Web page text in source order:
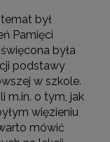
był
Pamięci
była
podstawy
w szkole.
m.in. o tym, jak
więzieniu
mówić